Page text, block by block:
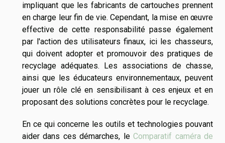
impliquant que les fabricants de cartouches prennent
en charge leur fin de vie. Cependant, la mise en œuvre
effective de cette responsabilité passe également
par l'action des utilisateurs finaux, ici les chasseurs,
qui doivent adopter et promouvoir des pratiques de
recyclage adéquates. Les associations de chasse,
ainsi que les éducateurs environnementaux, peuvent
jouer un rôle clé en sensibilisant à ces enjeux et en
proposant des solutions concrètes pour le recyclage.
En ce qui concerne les outils et technologies pouvant
aider dans ces démarches, leComparatif caméra de